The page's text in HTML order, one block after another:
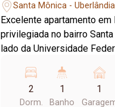
Santa Mônica -
Excelente apartamento
privilegiada no bairro
lado da Universidade
profissionais que buscam
fácil acesso. O imóvel possui
2
Dorm.
1
Banho
1